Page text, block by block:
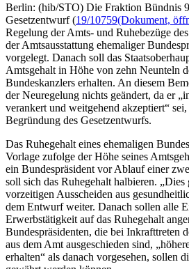
Berlin: (hib/STO) Die Fraktion Bündnis
Gesetzentwurf (19/10759(Dokument,
Regelung der Amts- und Ruhebezüge
der Amtsausstattung ehemaliger
vorgelegt. Danach soll das
Amtsgehalt in Höhe von zehn Neunteln
Bundeskanzlers erhalten. An diesem
der Neuregelung nichts geändert, da er
verankert und weitgehend akzeptiert“
Begründung des Gesetzentwurfs.
Das Ruhegehalt eines ehemaligen
Vorlage zufolge der Höhe seines
ein Bundespräsident vor Ablauf einer
soll sich das Ruhegehalt halbieren.
vorzeitigen Ausscheiden aus
dem Entwurf weiter. Danach sollen alle
Erwerbstätigkeit auf das Ruhegehalt
Bundespräsidenten, die bei Inkrafttreten
aus dem Amt ausgeschieden sind,
erhalten“ als danach vorgesehen, sollen